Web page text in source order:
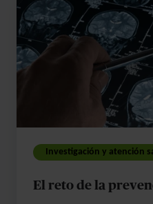
reto
de
la
prevención
Investigación y atención
El reto de la